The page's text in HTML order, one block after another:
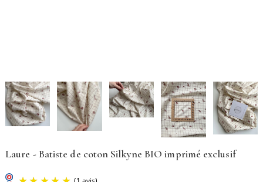
Laure - Batiste de coton Silkyne BIO imprimé exclusif